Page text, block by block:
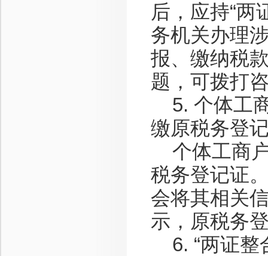
后，应持“两
务机关办理
报、缴纳税
题，可拨打
5. 个体工
缴原税务登
个体工商户
税务登记证
会将其相关
示，原税务
6. “两证整